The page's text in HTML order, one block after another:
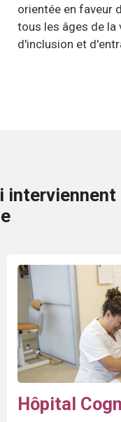
orientée en faveur
tous les âges de la
d'inclusion et
Hôpital